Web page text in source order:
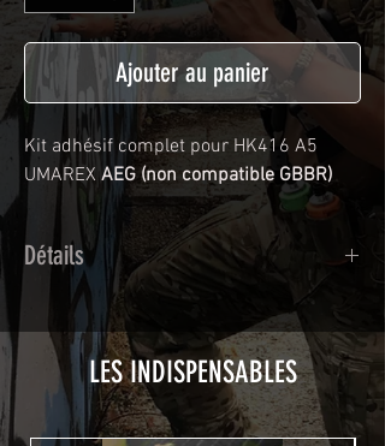
Ajouter au panier
Kit adhésif complet pour HK416 A5
UMAREXAEG (non compatible GBBR)
Détails
Adhésif de type polymère calandré
recouvert d'une plastification protègeant
des UV et des rayures.
Utilisé initialement pour le marquage de
véhicule, les adhésifs AirsoftSkinZone
LES INDISPENSABLES